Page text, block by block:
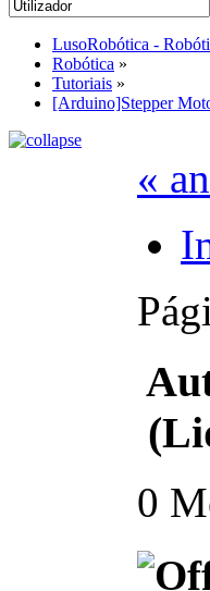
LusoRobótica -
Robótica »
Tutoriais »
[Arduino]Stepper
«
0